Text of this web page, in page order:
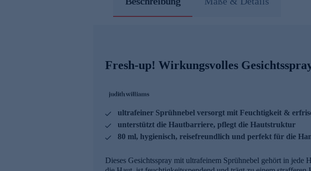
Fresh-up! Wirkungsvolles
ultrafeiner Sprühnebel versorgt mit Feuchtigkeit &
unterstützt die Hautbarriere, pflegt die Hautstruktur
80 ml, hygienisch, reisefreundlich und perfekt für die
Dieses Gesichtsspray mit ultrafeinem Sprühnebel gehört in